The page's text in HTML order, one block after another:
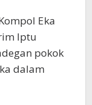
Eka
Iptu
pokok
dalam